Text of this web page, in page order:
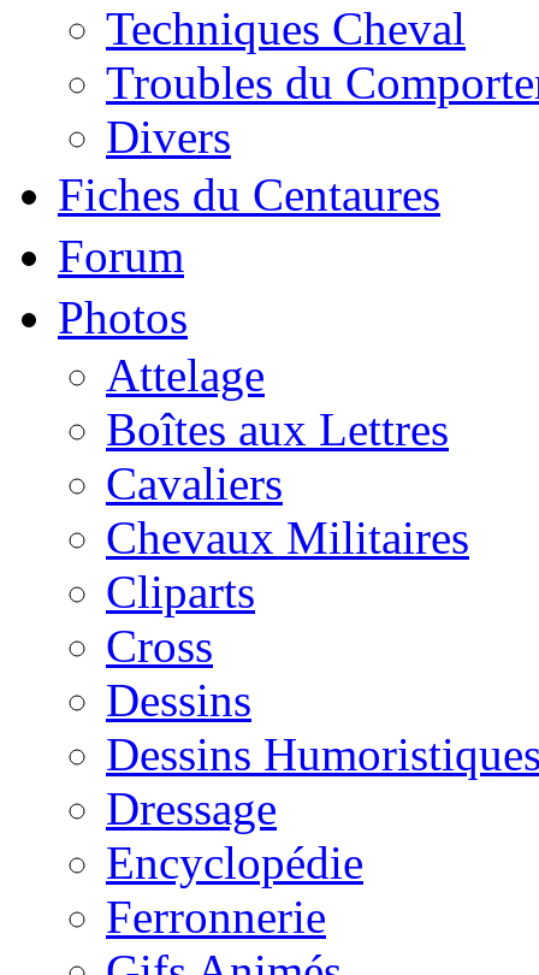
Techniques Cheval
Troubles du
Divers
Fiches du Centaures
Forum
Photos
Attelage
Boîtes aux Lettres
Cavaliers
Chevaux Militaires
Cliparts
Cross
Dessins
Dessins
Dressage
Encyclopédie
Ferronnerie